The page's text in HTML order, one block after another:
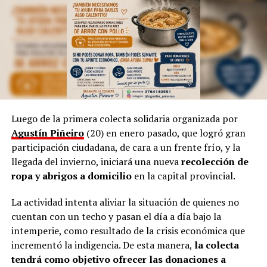
Sin embargo, aclara que, a pesar de la tecnología
dominante, incluso en la cultura, siempre “habrá una
necesidad de volver a simple”.
Por otra parte, Marinoni admite que el arte suele ser
provocador, así como las manifestaciones populares de
las niñas representando a lasVírgenes, como también
los tamborileros afroamericanos que se mezclan con las
costumbres tradicionales correntinas durante enero. “A
veces no entendemos la cultura del Litoral”, define.
En esa línea, en 2014, Marinoni incluyó al
Curupí , el
personaje de la mitología guaraní que tiene un pene
largo y envuelto en su cuerpo, un hecho que significó
una gran polémica en el anfiteatro Mario del Tránsito
Cocomarola, de Corrientes, donde se hacía e festival
chamamecero.
Luego de la primera colecta solidaria organizada por
Agustín Piñeiro(20) en enero pasado, que logró gran
participación ciudadana, de cara a un frente frío, y la
llegada del invierno, iniciará una nuevarecolección de
ropa y abrigos a domicilioen la capital provincial.
La actividad intenta aliviar la situación de quienes no
cuentan con un techo y pasan el día a día bajo la
intemperie, como resultado de la crisis económica que
incrementó la indigencia. De esta manera, la colecta
tendrá como objetivo ofrecer las donaciones a